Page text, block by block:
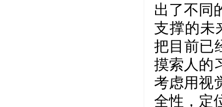
出了不同
支撑的未
把目前已
摸索人的
考虑用视
全性，定